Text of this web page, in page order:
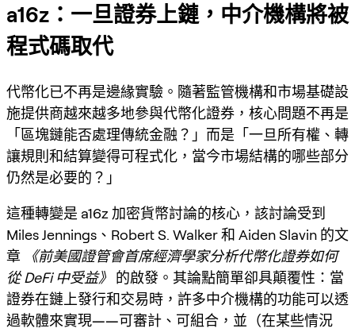
a16z：一旦證券上鏈，中介機構將被
程式碼取代
代幣化已不再是邊緣實驗。隨著監管機構和市場基礎設
施提供商越來越多地參與代幣化證券 ，核心問題不再是
「區塊鏈能否處理傳統金融？」而是「一旦所有權、轉
讓規則和結算變得可程式化，當今市場結構的哪些部分
仍然是必要的？」
這種轉變是 a16z 加密貨幣討論的核心，該討論受到
Miles Jennings、Robert S. Walker 和 Aiden Slavin 的文
章
《前美國證管會首席經濟學家分析代幣化證券如何
從 DeFi 中受益》
的啟發。其論點簡單卻具顛覆性： 當
證券在鏈上發行和交易時，許多中介機構的功能可以透
過軟體來實現——可審計、可組合，並（在某些情況